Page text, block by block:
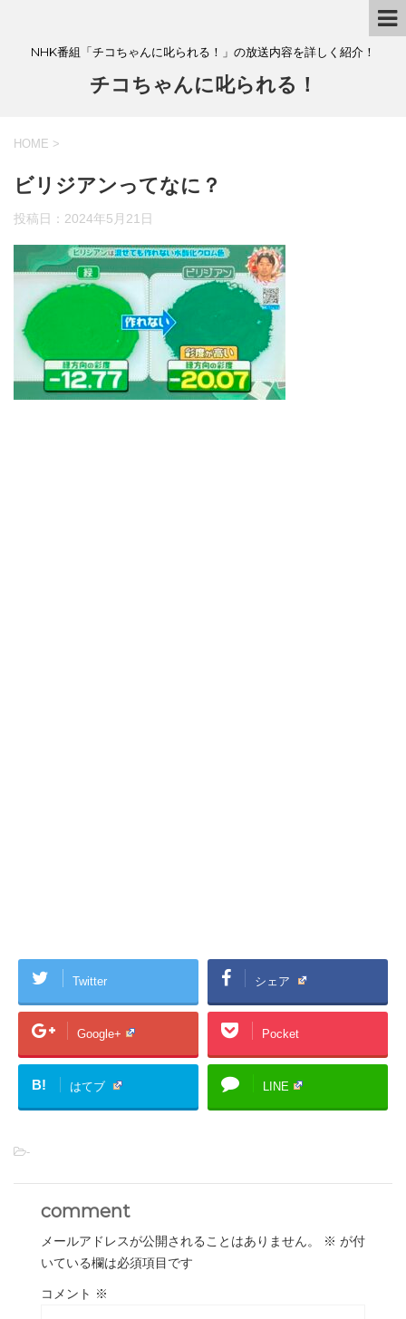
NHK番組「チコちゃんに叱られる！」の放送内容を詳しく紹介！
チコちゃんに叱られる！
HOME >
ビリジアンってなに？
投稿日： 2024年5月21日
Twitter シェア
Google+ Pocket
B! はてブ LINE
-
comment
メールアドレスが公開されることはありません。 ※ が付
いている欄は必須項目です
コメント ※